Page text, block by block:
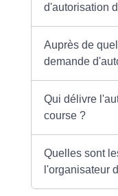
d'autorisation
Auprès de
demande
Qui délivre
course ?
Quelles sont
l'organisateur